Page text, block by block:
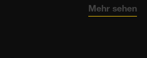
Mehr sehen